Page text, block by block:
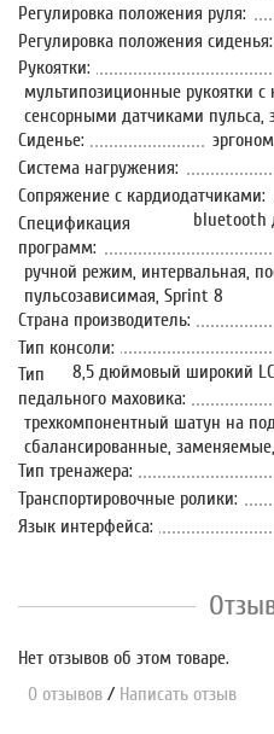
Регулировка положения руля:
Регулировка положения сиденья:
Рукоятки:
мультипозиционные рукоятки
сенсорными датчиками пульса,
Сиденье:
Система нагружения:
Сопряжение с кардиодатчиками:
bluetooth
Спецификация
программ:
ручной режим, интервальная,
пульсозависимая, Sprint 8
Страна производитель:
Тип консоли:
8,5 дюймовый широкий
Тип
педального маховика:
трехкомпонентный шатун на
сбалансированные,
Тип тренажера:
Транспортировочные ролики:
Язык интерфейса:
Нет отзывов об этом товаре.
0 отзывов / Написать отзыв